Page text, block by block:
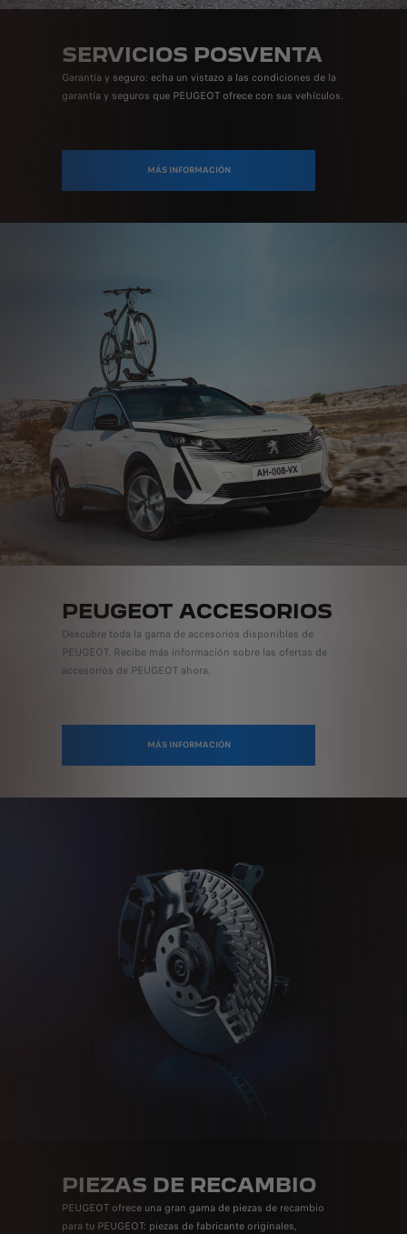
SERVICIOS POSVENTA
Garantía y seguro: echa un vistazo a las condiciones de la
garantía y seguros que PEUGEOT ofrece con sus vehículos.
MÁS INFORMACIÓN
PEUGEOT ACCESORIOS
Descubre toda la gama de accesorios disponibles de
PEUGEOT. Recibe más información sobre las ofertas de
accesorios de PEUGEOT ahora.
MÁS INFORMACIÓN
PIEZAS DE RECAMBIO
PEUGEOT ofrece una gran gama de piezas de recambio
para tu PEUGEOT: piezas de fabricante originales,